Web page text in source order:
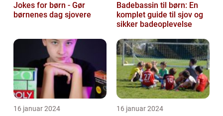
Jokes for børn - Gør
børnenes dag sjovere
Badebassin til børn: En
komplet guide til sjov og
sikker badeoplevelse
16 januar 2024 16 januar 2024